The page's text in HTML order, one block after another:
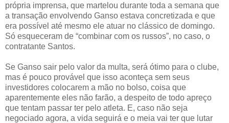
própria imprensa, que martelou durante toda a semana que
a transação envolvendo Ganso estava concretizada e que
era possível até mesmo ele atuar no clássico de domingo.
Só esqueceram de “combinar com os russos”, no caso, o
contratante Santos.
Se Ganso sair pelo valor da multa, será ótimo para o clube,
mas é pouco provável que isso aconteça sem seus
investidores colocarem a mão no bolso, coisa que
aparentemente eles não farão, a despeito de todo apreço
que tentam passar ter pelo atleta. E, caso não seja
negociado agora, a vida seguirá e o meia vai ter que lutar